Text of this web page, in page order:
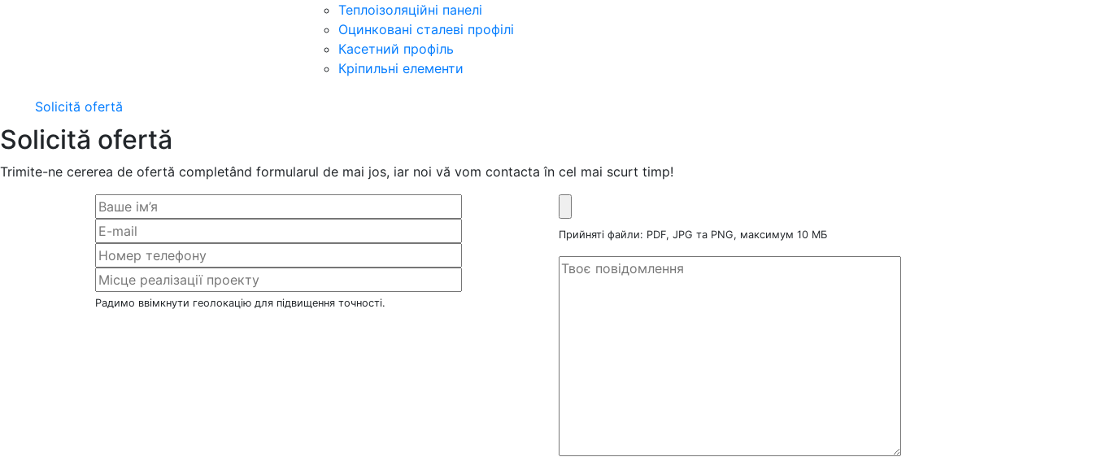
Теплоізоляційні панелі
Оцинковані сталеві профілі
Касетний профіль
Кріпильні елементи
Solicită ofertă
Solicită ofertă
Trimite-ne cererea de ofertă completând formularul de mai jos, iar noi vă vom contacta în cel mai scurt timp!
Радимо ввімкнути геолокацію для підвищення точності.
Прийняті файли: PDF, JPG та PNG, максимум 10 МБ